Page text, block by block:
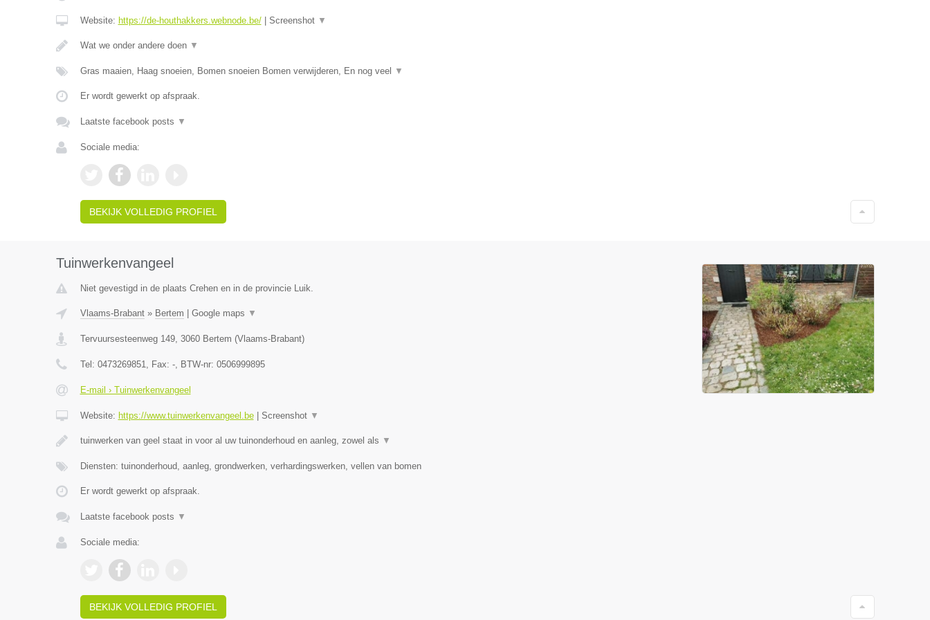
Website: https://de-houthakkers.webnode.be/| Screenshot ▼
Wat we onder andere doen ▼
Gras maaien, Haag snoeien, Bomen snoeien Bomen verwijderen, En nog veel ▼
Er wordt gewerkt op afspraak.
Laatste facebook posts ▼
Sociale media:
BEKIJK VOLLEDIG PROFIEL
Tuinwerkenvangeel
Niet gevestigd in de plaats Crehen en in de provincie Luik.
Vlaams-Brabant» Bertem Google maps ▼
Tervuursesteenweg 149, 3060 Bertem (Vlaams-Brabant)
Tel: 0473269851, Fax: -, BTW-nr: 0506999895
E-mail › Tuinwerkenvangeel
Website: https://www.tuinwerkenvangeel.be| Screenshot ▼
tuinwerken van geel staat in voor al uw tuinonderhoud en aanleg, zowel als ▼
Diensten: tuinonderhoud, aanleg, grondwerken, verhardingswerken, vellen van bomen
Er wordt gewerkt op afspraak.
Laatste facebook posts ▼
Sociale media:
BEKIJK VOLLEDIG PROFIEL